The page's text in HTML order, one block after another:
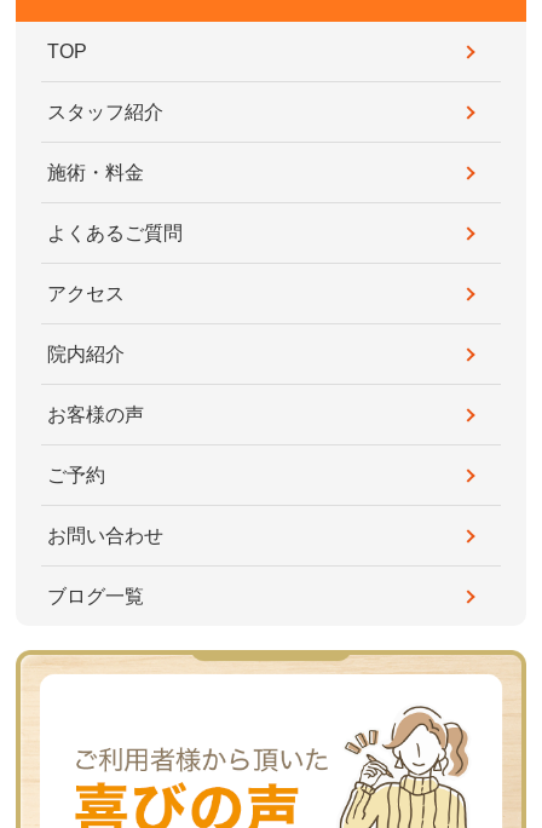
TOP
スタッフ紹介
施術・料金
よくあるご質問
アクセス
院内紹介
お客様の声
ご予約
お問い合わせ
ブログ一覧